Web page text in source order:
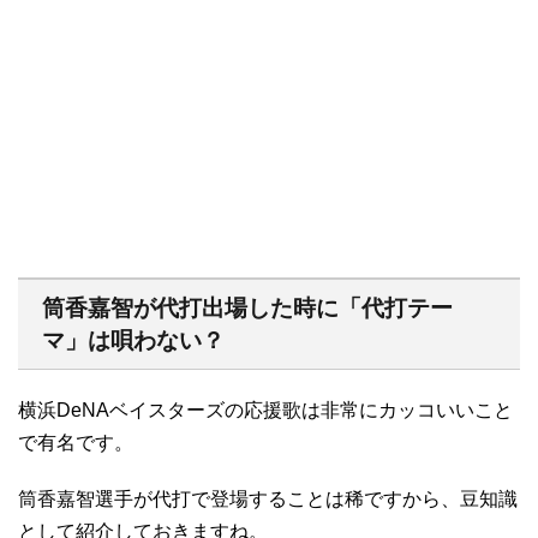
筒香嘉智が代打出場した時に「代打テー
マ」は唄わない？
横浜DeNAベイスターズの応援歌は非常にカッコいいこと
で有名です。
筒香嘉智選手が代打で登場することは稀ですから、豆知識
として紹介しておきますね。